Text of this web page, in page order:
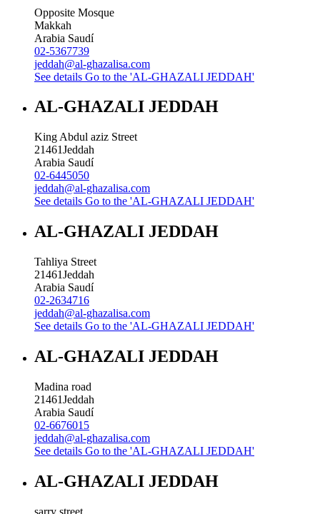
Opposite Mosque
Makkah
Arabia Saudí
02-5367739
jeddah@al-ghazalisa.com
See details Go to the 'AL-GHAZALI JEDDAH'
AL-GHAZALI JEDDAH
King Abdul aziz Street
21461Jeddah
Arabia Saudí
02-6445050
jeddah@al-ghazalisa.com
See details Go to the 'AL-GHAZALI JEDDAH'
AL-GHAZALI JEDDAH
Tahliya Street
21461Jeddah
Arabia Saudí
02-2634716
jeddah@al-ghazalisa.com
See details Go to the 'AL-GHAZALI JEDDAH'
AL-GHAZALI JEDDAH
Madina road
21461Jeddah
Arabia Saudí
02-6676015
jeddah@al-ghazalisa.com
See details Go to the 'AL-GHAZALI JEDDAH'
AL-GHAZALI JEDDAH
sarry street